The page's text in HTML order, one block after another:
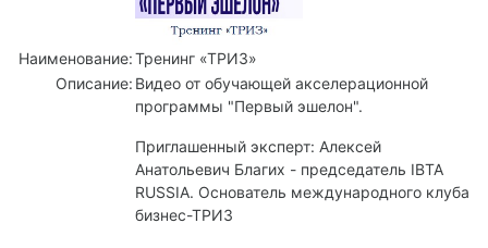
Наименование:Тренинг «ТРИЗ»
Описание: Видео от обучающей акселерационной
программы "Первый эшелон".
Приглашенный эксперт: Алексей
Анатольевич Благих - председатель IBTA
RUSSIA. Основатель международного клуба
бизнес-ТРИЗ